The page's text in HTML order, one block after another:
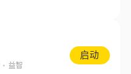
益智
启动